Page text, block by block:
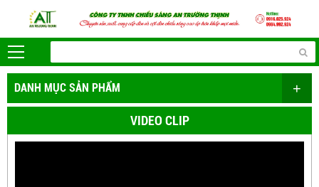
DANH MỤC SẢN PHẨM +
VIDEO CLIP